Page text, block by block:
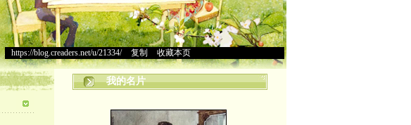
https://blog.creaders.net/u/21334/> 复制 收藏本页
我的名片